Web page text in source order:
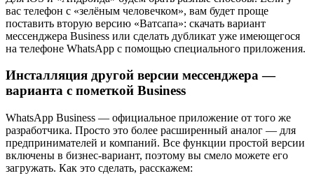
вас телефон с «зелёным человечком», вам будет проще
поставить вторую версию «Ватсапа»: скачать вариант
мессенджера Business или сделать дубликат уже имеющегося
на телефоне WhatsApp с помощью специального приложения.
Инсталляция другой версии мессенджера —
варианта с пометкой Business
WhatsApp Business — официальное приложение от того же
разработчика. Просто это более расширенный аналог — для
предпринимателей и компаний. Все функции простой версии
включены в бизнес-вариант, поэтому вы смело можете его
загружать. Как это сделать, расскажем: